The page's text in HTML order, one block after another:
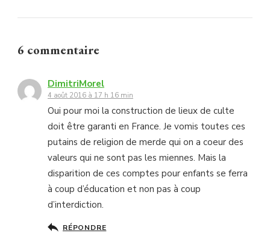
6 commentaire
DimitriMorel
4 août 2016 à 17 h 16 min
Oui pour moi la construction de lieux de culte
doit être garanti en France. Je vomis toutes ces
putains de religion de merde qui on a coeur des
valeurs qui ne sont pas les miennes. Mais la
disparition de ces comptes pour enfants se ferra
à coup d’éducation et non pas à coup
d’interdiction.
RÉPONDRE